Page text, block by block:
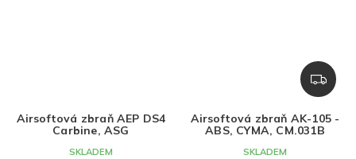
Airsoftová zbraň AEP DS4
Carbine, ASG
SKLADEM
Z
D
R
Airsoftová zbraň AK-105 -
ABS, CYMA, CM.031B
SKLADEM